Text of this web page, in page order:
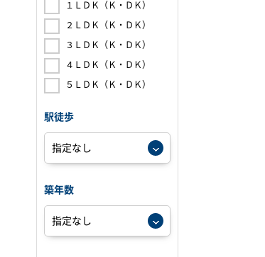
１ＬＤＫ（Ｋ・ＤＫ）
２ＬＤＫ（Ｋ・ＤＫ）
３ＬＤＫ（Ｋ・ＤＫ）
４ＬＤＫ（Ｋ・ＤＫ）
５ＬＤＫ（Ｋ・ＤＫ）
駅徒歩
築年数